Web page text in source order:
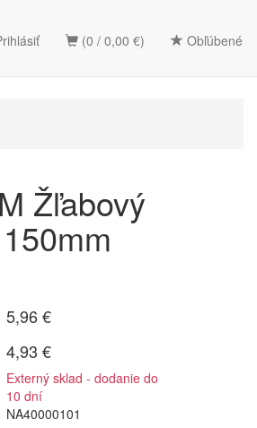
(0 / 0,00 €) Obľúbené
Žľabový
5,96 €
4,93 €
Externý sklad - dodanie do
10 dní
NA40000101